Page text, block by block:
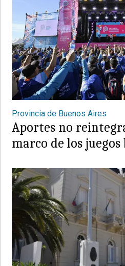
Provincia de Buenos Aires
Aportes no
marco de los juegos